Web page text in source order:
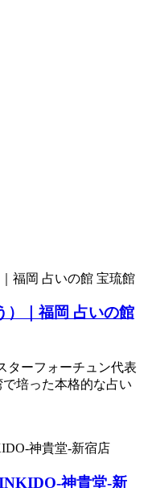
）｜福岡 占いの館
ターフォーチュン代表
培った本格的な占い
神貴堂-新